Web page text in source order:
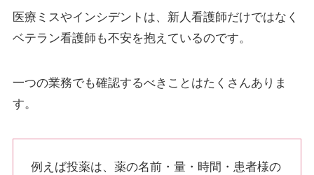
医療ミスやインシデントは、新人看護師だけではなく
ベテラン看護師も不安を抱えているのです。
一つの業務でも確認するべきことはたくさんありま
す。
例えば投薬は、薬の名前・量・時間・患者様の